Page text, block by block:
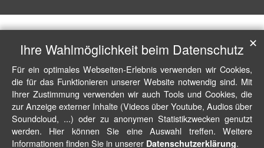
Ihre Wahlmöglichkeit beim Datenschutz
Für ein optimales Webseiten-Erlebnis verwenden wir Cookies,
die für das Funktionieren unserer Website notwendig sind. Mit
Ihrer Zustimmung verwenden wir auch Tools und Cookies, die
zur Anzeige externer Inhalte (Videos über Youtube, Audios über
Soundcloud, ...) oder zu anonymen Statistikzwecken genutzt
werden. Hier können Sie eine Auswahl treffen. Weitere
Informationen finden Sie in unserer Datenschutzerklärung.
✕